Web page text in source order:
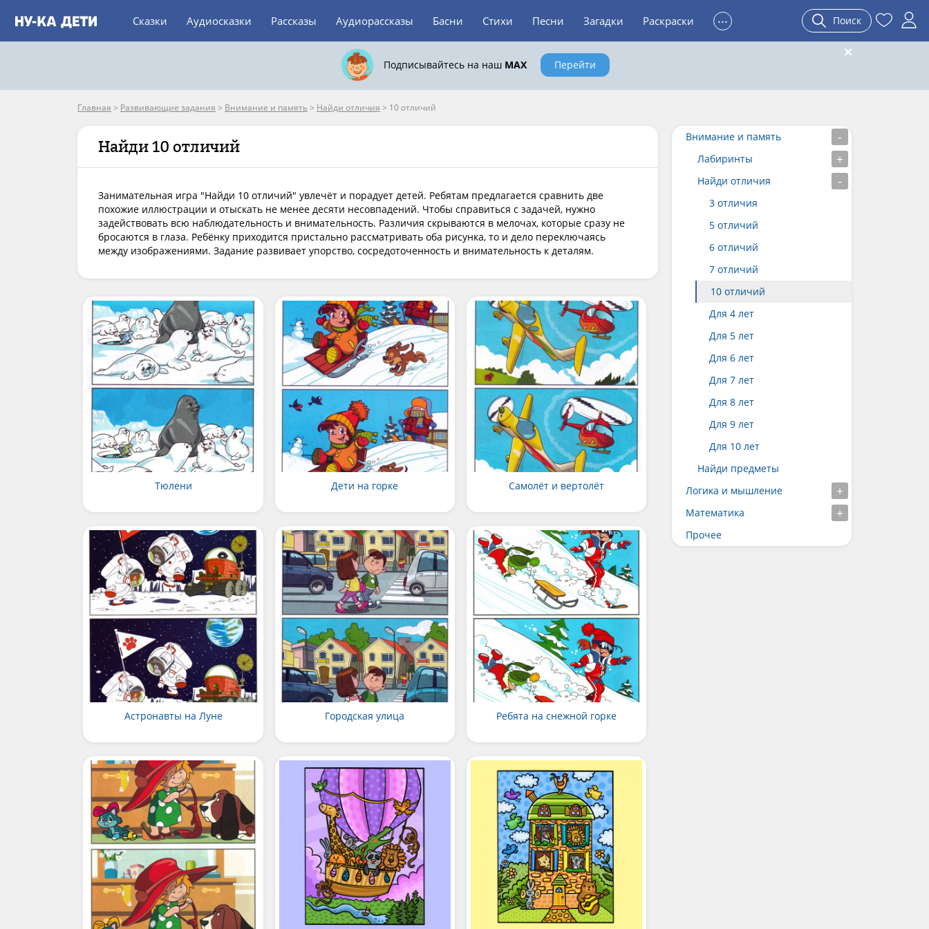
Сказки Аудиосказки Рассказы Аудиорассказы Басни Стихи Песни Загадки Раскраски ... Поиск
Подписывайтесь на наш MAX Перейти
Главная > Развивающие задания > Внимание и память> Найди отличия > 10 отличий
Найди 10 отличий
Занимательная игра "Найди 10 отличий" увлечёт и порадует детей. Ребятам предлагается сравнить две
похожие иллюстрации и отыскать не менее десяти несовпадений. Чтобы справиться с задачей, нужно
задействовать всю наблюдательность и внимательность. Различия скрываются в мелочах, которые сразу не
бросаются в глаза. Ребёнку приходится пристально рассматривать оба рисунка, то и дело переключаясь
между изображениями. Задание развивает упорство, сосредоточенность и внимательность к деталям.
Тюлени Дети на горке Самолёт и вертолёт
Астронавты на Луне Городская улица Ребята на снежной горке
Внимание и память
Лабиринты
Найди отличия
3 отличия
5 отличий
6 отличий
7 отличий
10 отличий
Для 4 лет
Для 5 лет
Для 6 лет
Для 7 лет
Для 8 лет
Для 9 лет
Для 10 лет
Найди предметы
Логика и мышление
Математика
Прочее